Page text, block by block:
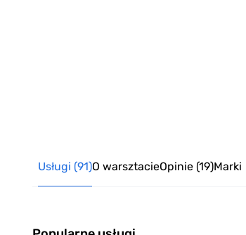
Usługi (91)O warsztacieOpinie (19)Marki